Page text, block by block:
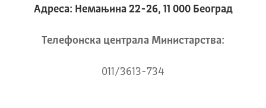
Адреса: Немањина 22-26, 11 000 Београд
Телeфонска централа Mинистарства:
011/3613-734